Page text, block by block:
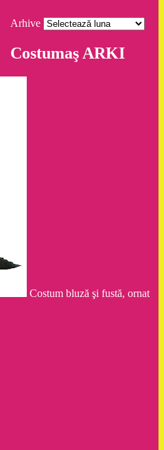
Arhive
Costumaş ARKI
Costum bluză şi fustă, ornat